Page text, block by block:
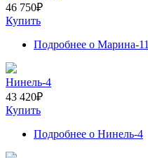
46 750₽
Купить
Подробнее о Марина-11
Нинель-4
43 420₽
Купить
Подробнее о Нинель-4